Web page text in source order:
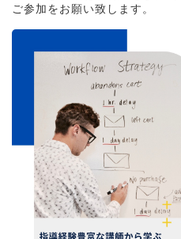
ご参加をお願い致します。